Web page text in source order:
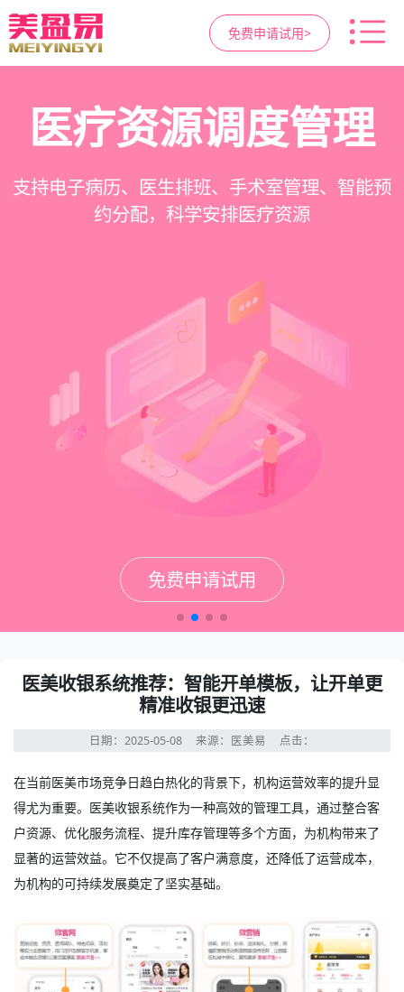
免费申请试用>
智慧医美管理系统
一站式解决医美机构预约、咨询、手术安排、会
员管理、财务核算全流程管理
免费申请试用
医疗资源调度管理
支持电子病历、医生排班、手术室管理、智能预
约分配，科学安排医疗资源
免费申请试用
高净值客户价值挖掘
支持客户分级管理、消费轨迹追踪、个性化方案
定制、实现客户长期价值挖掘
免费申请试用
营销与私域运营
提供小程序商城、私域scrm、项目套餐、裂变分
销多种营销工具，助力获客与转化
免费申请试用
医美收银系统推荐：智能开单模板，让开单更
精准收银更迅速
日期：2025-05-08 来源：医美易 点击：
在当前医美市场竞争日趋白热化的背景下，机构运营效率的提升显
得尤为重要。 医美收银系统作为一种高效的管理工具，通过整合客
户资源、优化服务流程、提升库存管理等多个方面，为机构带来了
显著的运营效益。它不仅提高了客户满意度，还降低了运营成本，
为机构的可持续发展奠定了坚实基础。